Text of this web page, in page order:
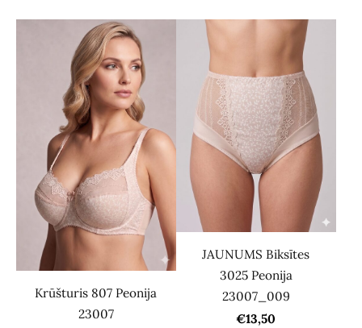
Krūšturis 807 Peonija
23007
JAUNUMS Biksītes
3025 Peonija
23007_009
€13,50